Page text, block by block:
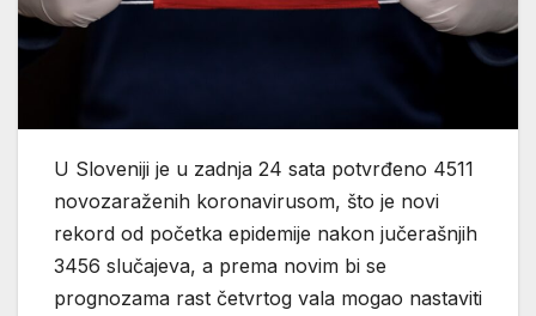
U Sloveniji je u zadnja 24 sata potvrđeno 4511
novozaraženih koronavirusom, što je novi
rekord od početka epidemije nakon jučerašnjih
3456 slučajeva, a prema novim bi se
prognozama rast četvrtog vala mogao nastaviti